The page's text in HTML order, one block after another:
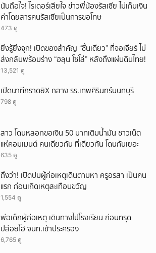
นับถือใจ! ไรเดอร์เสียใจ ข่าวพี่น้องรัสเซีย ไม่เก็บเงิน
ค่าโดยสารคนรัสเซียเป็นการขอโทษ
473 ดู
ยิ่งรู้ยิ่งจุก! เปิดของสำคัญ “ชิ้นเดียว” ที่จอเจียร์ ไม่
ส่งกลับพร้อมร่าง “ฮลุน โซโล่” หลังถึงแผ่นดินไทย!
13,521 ดู
เปิดนาทีกราดยิX กลาง รร.เทพศิรินทร์นนทบุรี
798 ดู
สาว โดนหลอกขอเงิน 50 บาทเติมน้ำมัน ชาวเน็ต
แห่คอมเมนต์ คนเดียวกัน ที่เดียวกัน โดนกันเยอะ
635 ดู
ถึงว่า! เปิดปมผู้ก่อเหตุเดินตามหา ครูอรสา เป็นคน
แรก ก่อนเกิดเหตุสะเทือนขวัญ
1,554 ดู
พ่อเด็กผู้ก่อเหตุ เดินทางไปโรงเรียน ก่อนทรุด
ปล่อยโฮ จนท.เข้าประครอง
6,765 ดู